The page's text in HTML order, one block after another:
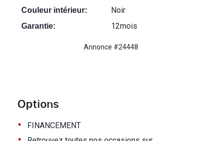
Options
• FINANCEMENT
Couleur intérieur: Noir
Garantie: 12mois
Annonce #24448